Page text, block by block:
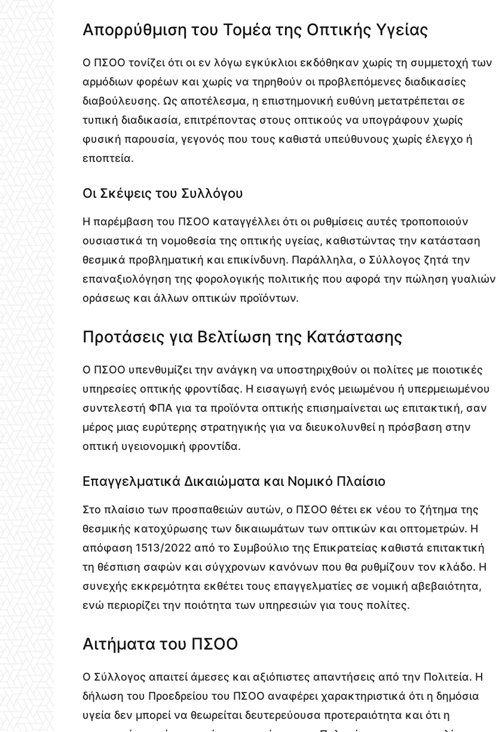
Απορρύθμιση του Τομέα της Οπτικής Υγείας
Ο ΠΣΟΟ τονίζει ότι οι εν λόγω εγκύκλιοι εκδόθηκαν χωρίς τη συμμετοχή των
αρμόδιων φορέων και χωρίς να τηρηθούν οι προβλεπόμενες διαδικασίες
διαβούλευσης. Ως αποτέλεσμα, η επιστημονική ευθύνη μετατρέπεται σε
τυπική διαδικασία, επιτρέποντας στους οπτικούς να υπογράφουν χωρίς
φυσική παρουσία, γεγονός που τους καθιστά υπεύθυνους χωρίς έλεγχο ή
εποπτεία.
Οι Σκέψεις του Συλλόγου
Η παρέμβαση του ΠΣΟΟ καταγγέλλει ότι οι ρυθμίσεις αυτές τροποποιούν
ουσιαστικά τη νομοθεσία της οπτικής υγείας, καθιστώντας την κατάσταση
θεσμικά προβληματική και επικίνδυνη. Παράλληλα, ο Σύλλογος ζητά την
επαναξιολόγηση της φορολογικής πολιτικής που αφορά την πώληση γυαλιών
οράσεως και άλλων οπτικών προϊόντων.
Προτάσεις για Βελτίωση της Κατάστασης
Ο ΠΣΟΟ υπενθυμίζει την ανάγκη να υποστηριχθούν οι πολίτες με ποιοτικές
υπηρεσίες οπτικής φροντίδας. Η εισαγωγή ενός μειωμένου ή υπερμειωμένου
συντελεστή ΦΠΑ για τα προϊόντα οπτικής επισημαίνεται ως επιτακτική, σαν
μέρος μιας ευρύτερης στρατηγικής για να διευκολυνθεί η πρόσβαση στην
οπτική υγειονομική φροντίδα.
Επαγγελματικά Δικαιώματα και Νομικό Πλαίσιο
Στο πλαίσιο των προσπαθειών αυτών, ο ΠΣΟΟ θέτει εκ νέου το ζήτημα της
θεσμικής κατοχύρωσης των δικαιωμάτων των οπτικών και οπτομετρών. Η
απόφαση 1513/2022 από το Συμβούλιο της Επικρατείας καθιστά επιτακτική
τη θέσπιση σαφών και σύγχρονων κανόνων που θα ρυθμίζουν τον κλάδο. Η
συνεχής εκκρεμότητα εκθέτει τους επαγγελματίες σε νομική αβεβαιότητα,
ενώ περιορίζει την ποιότητα των υπηρεσιών για τους πολίτες.
Αιτήματα του ΠΣΟΟ
Ο Σύλλογος απαιτεί άμεσες και αξιόπιστες απαντήσεις από την Πολιτεία. Η
δήλωση του Προεδρείου του ΠΣΟΟ αναφέρει χαρακτηριστικά ότι η δημόσια
υγεία δεν μπορεί να θεωρείται δευτερεύουσα προτεραιότητα και ότι η